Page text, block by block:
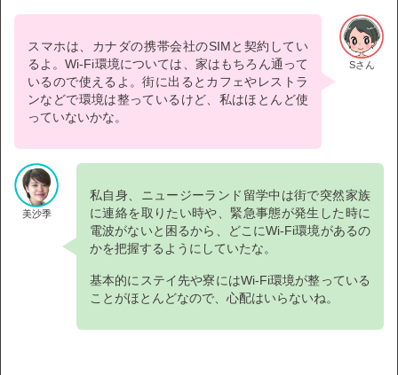
Sさん
スマホは、カナダの携帯会社のSIMと契約してい
るよ。Wi-Fi環境については、家はもちろん通って
いるので使えるよ。街に出るとカフェやレストラ
ンなどで環境は整っているけど、私はほとんど使
っていないかな。
美沙季
私自身、ニュージーランド留学中は街で突然家族
に連絡を取りたい時や、緊急事態が発生した時に
電波がないと困るから、どこにWi-Fi環境があるの
かを把握するようにしていたな。
基本的にステイ先や寮にはWi-Fi環境が整っている
ことがほとんどなので、心配はいらないね。